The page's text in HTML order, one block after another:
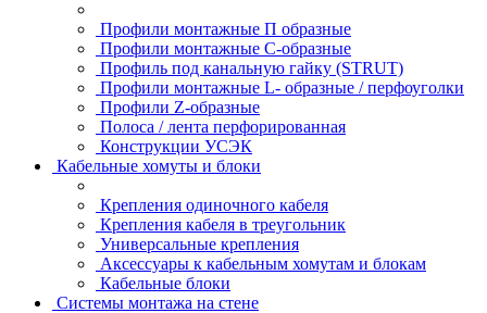
Профили монтажные П образные
Профили монтажные C-образные
Профиль под канальную гайку (STRUT)
Профили монтажные L- образные / перфоуголки
Профили Z-образные
Полоса / лента перфорированная
Конструкции УСЭК
Кабельные хомуты и блоки
Крепления одиночного кабеля
Крепления кабеля в треугольник
Универсальные крепления
Аксессуары к кабельным хомутам и блокам
Кабельные блоки
Системы монтажа на стене